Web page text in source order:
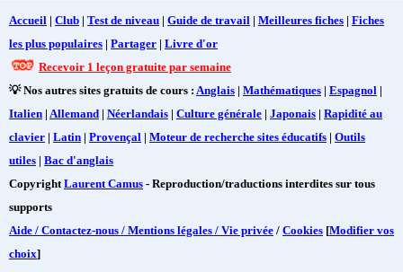
Accueil | Club | Test de niveau | Guide de travail | Meilleures fiches | Fiches
les plus populaires | Partager | Livre d'or
Recevoir 1 leçon gratuite par semaine
💡 Nos autres sites gratuits de cours : Anglais | Mathématiques | Espagnol |
Italien | Allemand | Néerlandais | Culture générale | Japonais | Rapidité au
clavier | Latin | Provençal | Moteur de recherche sites éducatifs | Outils
utiles | Bac d'anglais
Copyright Laurent Camus - Reproduction/traductions interdites sur tous
supports
Aide / Contactez-nous / Mentions légales / Vie privée / Cookies [Modifier vos
choix]